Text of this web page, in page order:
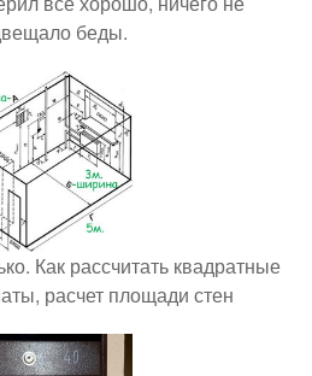
беды.
Как рассчитать квадратные
расчет площади стен